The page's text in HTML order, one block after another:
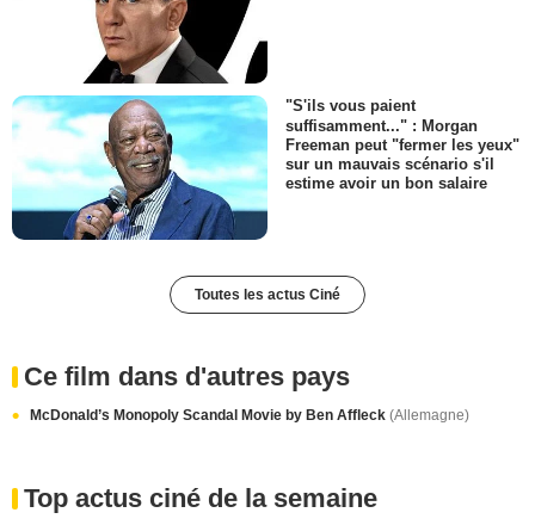
"S'ils vous paient
suffisamment..." : Morgan
Freeman peut "fermer les yeux"
sur un mauvais scénario s'il
estime avoir un bon salaire
Toutes les actus Ciné
Ce film dans d'autres pays
McDonald’s Monopoly Scandal Movie by Ben Affleck (Allemagne)
Top actus ciné de la semaine